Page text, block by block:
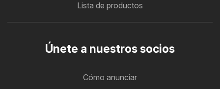
Lista de productos
Únete a nuestros socios
Cómo anunciar